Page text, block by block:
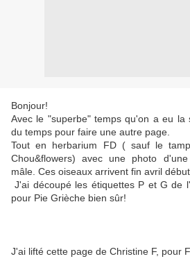
Bonjour!
Avec le "superbe" temps qu'on a eu la
du temps pour faire une autre page.
Tout en herbarium FD ( sauf le
Chou&flowers) avec une photo
mâle. Ces oiseaux arrivent fin avril
J'ai découpé les étiquettes P et G de
pour Pie Grièche bien sûr!
J'ai lifté cette page de Christine F, pour